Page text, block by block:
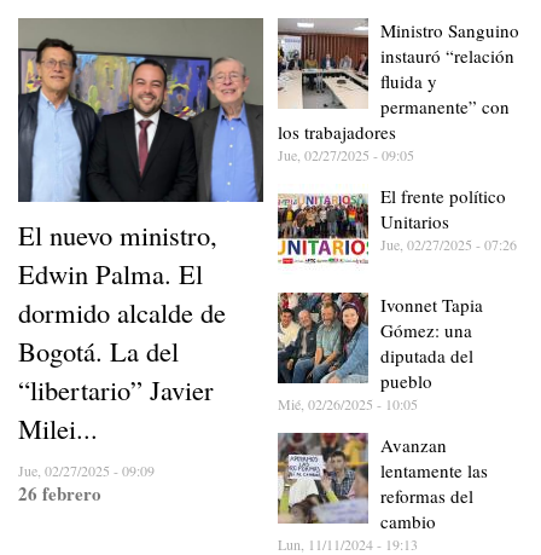
El nuevo ministro,
Edwin Palma. El
dormido alcalde de
Bogotá. La del
“libertario” Javier
Milei...
Jue, 02/27/2025 - 09:09
26 febrero
Ministro Sanguino
instauró “relación
fluida y
permanente” con
los trabajadores
Jue, 02/27/2025 - 09:05
El frente político
Unitarios
Jue, 02/27/2025 - 07:26
Ivonnet Tapia
Gómez: una
diputada del
pueblo
Mié, 02/26/2025 - 10:05
Avanzan
lentamente las
reformas del
cambio
Lun, 11/11/2024 - 19:13